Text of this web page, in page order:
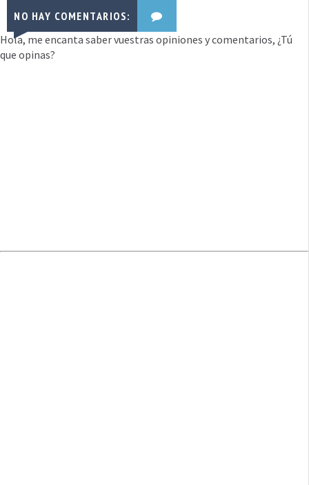
NO HAY COMENTARIOS:
Hola, me encanta saber vuestras opiniones y comentarios, ¿Tú
que opinas?